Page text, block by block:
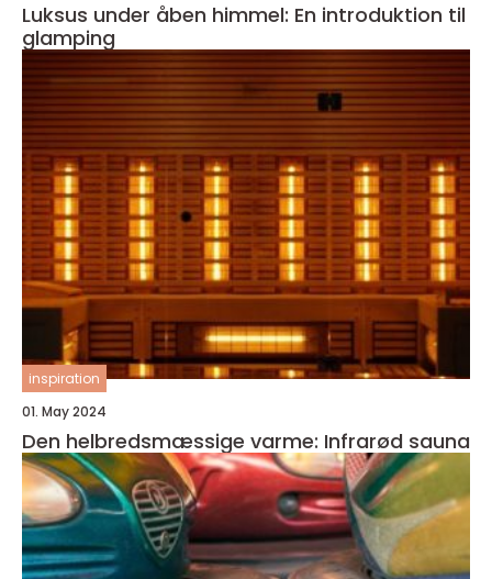
Luksus under åben himmel: En introduktion til
glamping
inspiration
01. May 2024
Den helbredsmæssige varme: Infrarød sauna